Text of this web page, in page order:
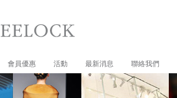
會員優惠 活動 最新消息 聯絡我們